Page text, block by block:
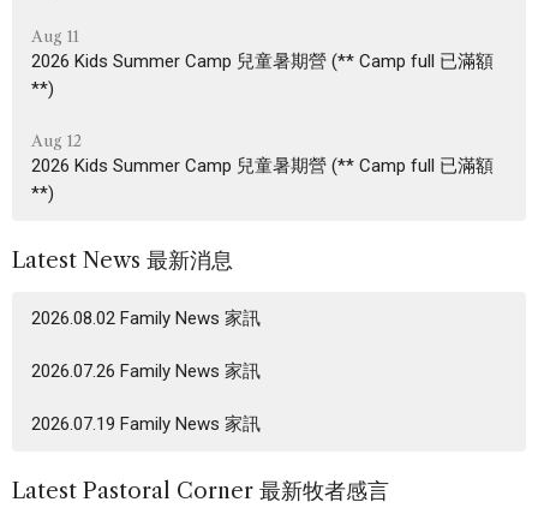
Aug 11
2026 Kids Summer Camp 兒童暑期營 (** Camp full 已滿額
**)
Aug 12
2026 Kids Summer Camp 兒童暑期營 (** Camp full 已滿額
**)
Latest News 最新消息
2026.08.02 Family News 家訊
2026.07.26 Family News 家訊
2026.07.19 Family News 家訊
Latest Pastoral Corner 最新牧者感言